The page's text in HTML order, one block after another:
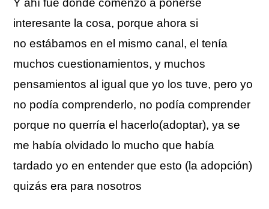
interesante la cosa, porque ahora si
no estábamos en el mismo canal, el tenía
muchos cuestionamientos, y muchos
pensamientos al igual que yo los tuve, pero yo
no podía comprenderlo, no podía comprender
porque no querría el hacerlo(adoptar), ya se
me había olvidado lo mucho que había
tardado yo en entender que esto (la adopción)
quizás era para nosotros